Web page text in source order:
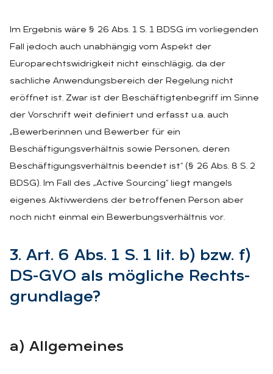
Im Ergebnis wäre § 26 Abs. 1 S. 1 BDSG im vorliegenden
Fall jedoch auch unabhängig vom Aspekt der
Europarechtswidrigkeit nicht einschlägig, da der
sachliche Anwendungsbereich der Regelung nicht
eröffnet ist. Zwar ist der Beschäftigtenbegriff im Sinne
der Vorschrift weit definiert und erfasst u.a. auch
„Bewerberinnen und Bewerber für ein
Beschäftigungsverhältnis sowie Personen, deren
Beschäftigungsverhältnis beendet ist“ (§ 26 Abs. 8 S. 2
BDSG). Im Fall des „Active Sourcing“ liegt mangels
eigenes Aktivwerdens der betroffenen Person aber
noch nicht einmal ein Bewerbungsverhältnis vor.
3. Art. 6 Abs. 1 S. 1 lit. b) bzw. f)
DS-GVO als mög­li­che Rechts­
grund­la­ge?
a) All­ge­mei­nes